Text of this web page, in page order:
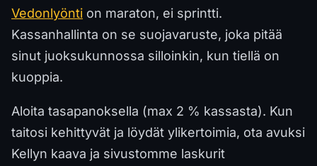
Vedonlyönti on maraton, ei sprintti.
Kassanhallinta on se suojavaruste, joka pitää
sinut juoksukunnossa silloinkin, kun tiellä on
kuoppia.
Aloita tasapanoksella (max 2 % kassasta). Kun
taitosi kehittyvät ja löydät ylikertoimia, ota avuksi
Kellyn kaava ja sivustomme laskurit